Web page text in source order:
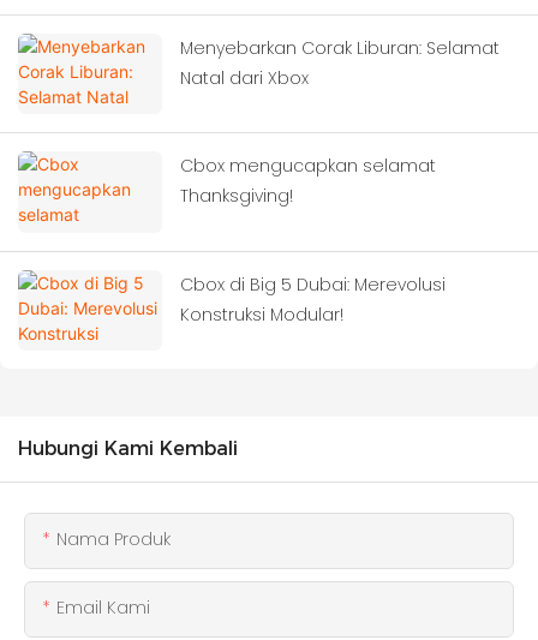
Menyebarkan Corak Liburan: Selamat
Natal dari Xbox
Cbox mengucapkan selamat
Thanksgiving!
Cbox di Big 5 Dubai: Merevolusi
Konstruksi Modular!
Hubungi Kami Kembali
Nama Produk
Email Kami